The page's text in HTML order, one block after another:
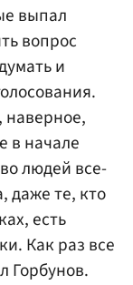
выпал
вопрос
и
наверное,
в начале
людей все-
даже те, кто
есть
Как раз все
Горбунов.